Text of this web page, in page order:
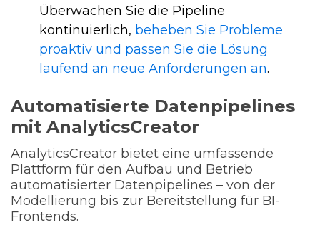
Überwachen Sie die Pipeline
kontinuierlich, beheben Sie Probleme
proaktiv und passen Sie die Lösung
laufend an neue Anforderungen an.
Automatisierte Datenpipelines
mit AnalyticsCreator
AnalyticsCreator bietet eine umfassende
Plattform für den Aufbau und Betrieb
automatisierter Datenpipelines – von der
Modellierung bis zur Bereitstellung für BI-
Frontends.